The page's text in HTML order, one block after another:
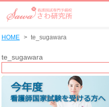
HOME te_sugawara
te_sugawara